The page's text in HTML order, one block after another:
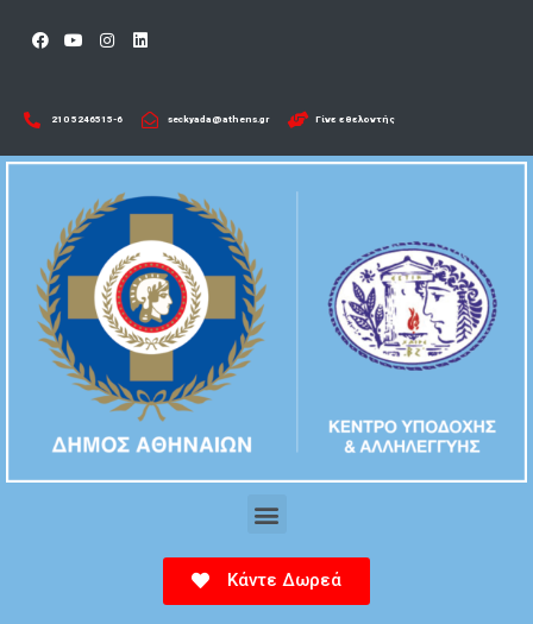
210 5246515-6​ seckyada@athens.gr Γίνε εθελοντής
Κάντε Δωρεά